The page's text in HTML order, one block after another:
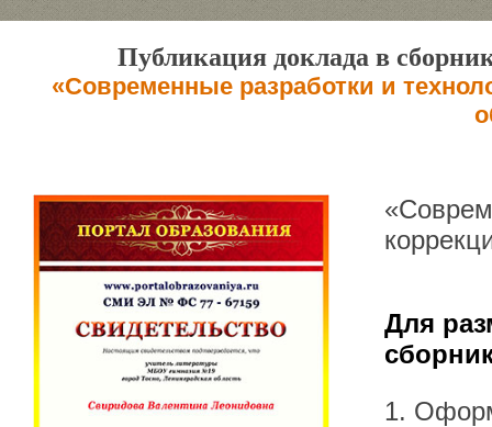
Публикация доклада в
«Современные разработки и
Для
1.